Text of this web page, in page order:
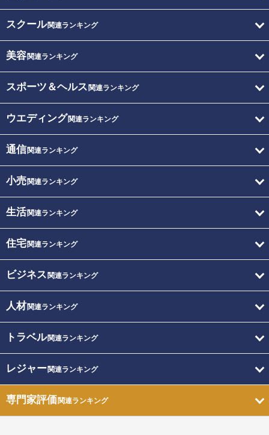
スクール関連ランキング
美容関連ランキング
スポーツ＆ヘルス 関連ランキング
ウエディング関連ランキング
通信関連ランキング
小売関連ランキング
生活関連ランキング
住宅関連ランキング
ビジネス 関連ランキング
人材関連ランキング
トラベル関連ランキング
レジャー関連ランキング
専門家評価関連ランキング